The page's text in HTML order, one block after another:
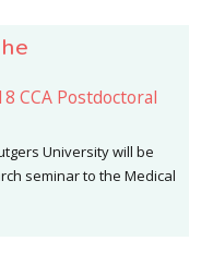
CCA Postdoctoral
University will be
seminar to the Medical